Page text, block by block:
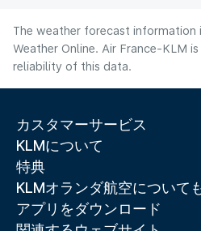
The weather forecast information
Weather Online. Air France-KLM
reliability of this data.
カスタマーサービス
KLMについて
特典
KLMオランダ航空について
アプリをダウンロード